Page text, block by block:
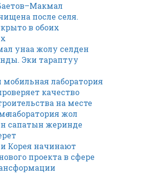
после селя.
в обоих
унаа жолу селден
Эки тараптуу
лаборатория
качество
на месте
лаборатория жол
сапатын жеринде
Корея начинают
проекта в сфере